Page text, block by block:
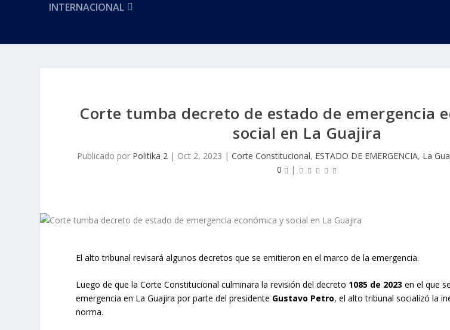
INTERNACIONAL
Corte tumba decreto de estado de emergencia
social en La Guajira
Publicado por Politika 2 | Oct 2, 2023 |Corte Constitucional, ESTADO DE EMERGENCIA, La
0
|
El alto tribunal revisará algunos decretos que se emitieron en el marco de la emergencia.
Luego de que la Corte Constitucional culminara la revisión del decreto 1085 de 2023en el que
emergencia en La Guajira por parte del presidente Gustavo Petro, el alto tribunal socializó la
norma.